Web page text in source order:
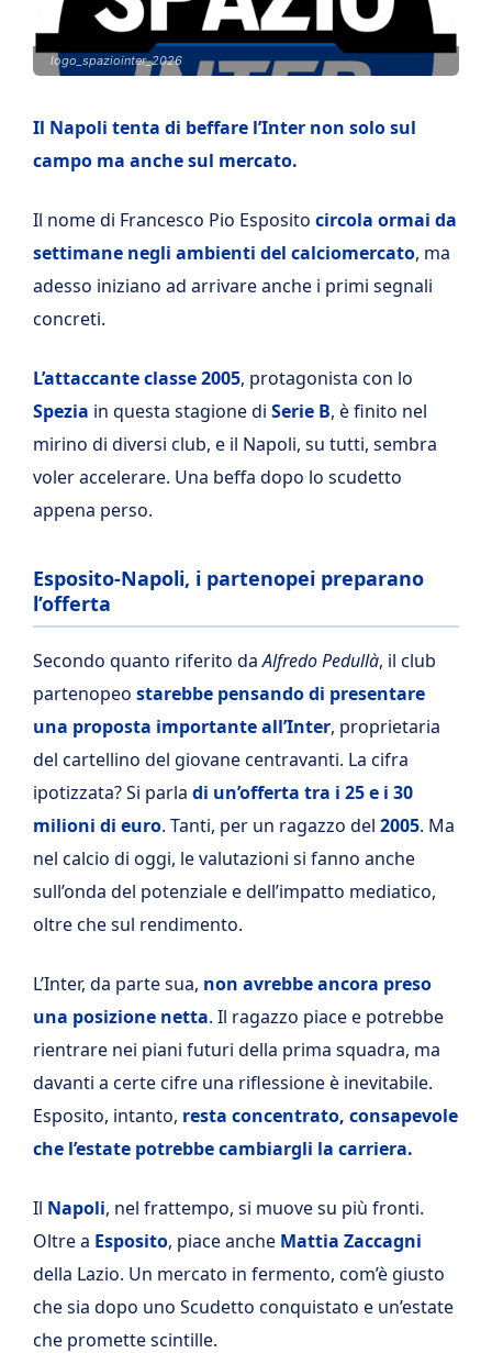
logo_spaziointer_2026
Il Napoli tenta di beffare l’Inter non solo sul
campo ma anche sul mercato.
Il nome di Francesco Pio Esposito circola ormai da
settimane negli ambienti del calciomercato, ma
adesso iniziano ad arrivare anche i primi segnali
concreti.
L’attaccante classe 2005, protagonista con lo
Spezia in questa stagione di Serie B, è finito nel
mirino di diversi club, e il Napoli, su tutti, sembra
voler accelerare. Una beffa dopo lo scudetto
appena perso.
Esposito-Napoli, i partenopei preparano
l’offerta
Secondo quanto riferito daAlfredo Pedullà, il club
partenopeo starebbe pensando di presentare
una proposta importante all’Inter, proprietaria
del cartellino del giovane centravanti. La cifra
ipotizzata? Si parla di un’offerta tra i 25 e i 30
milioni di euro. Tanti, per un ragazzo del 2005. Ma
nel calcio di oggi, le valutazioni si fanno anche
sull’onda del potenziale e dell’impatto mediatico,
oltre che sul rendimento.
L’Inter, da parte sua, non avrebbe ancora preso
una posizione netta. Il ragazzo piace e potrebbe
rientrare nei piani futuri della prima squadra, ma
davanti a certe cifre una riflessione è inevitabile.
Esposito, intanto, resta concentrato, consapevole
che l’estate potrebbe cambiargli la carriera.
Il Napoli, nel frattempo, si muove su più fronti.
Oltre a Esposito, piace anche Mattia Zaccagni
della Lazio. Un mercato in fermento, com’è giusto
che sia dopo uno Scudetto conquistato e un’estate
che promette scintille.